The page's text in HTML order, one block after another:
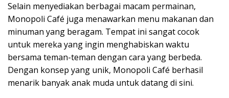
Selain menyediakan berbagai macam permainan,
Monopoli Café juga menawarkan menu makanan dan
minuman yang beragam. Tempat ini sangat cocok
untuk mereka yang ingin menghabiskan waktu
bersama teman-teman dengan cara yang berbeda.
Dengan konsep yang unik, Monopoli Café berhasil
menarik banyak anak muda untuk datang di sini.